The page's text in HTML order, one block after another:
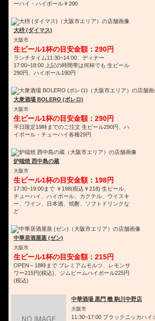
ーハイ・ハイボール￥200
大枡 (ダイマス)
大阪市
生ビール1杯の目安金額：290円
ランチタイム11:30~14:00、ディナー
17:00~18:00 上記の時間帯は何杯でも 生ビール
290円、ハイボール190円
大衆酒場 BOLERO (ボレロ)
大阪市
生ビール1杯の目安金額：290円
平日限定19時までのご注文 生ビール290円、ハ
イボール・チューハイ各種29円
炉端焼 西中島の蔵
大阪市
生ビール1杯の目安金額：198円
17:30~19:00まで ￥198(税込￥218) 生ビール、
チューハイ、ハイボール、カクテル、ウイスキ
ー、ワイン、日本酒、焼酎、ソフトドリンクな
ど
中華居酒屋蒸 (ゼン)
大阪市
生ビール1杯の目安金額：215円
OPEN～18時まで プレミアムモルツ、レモンサ
ワー215円(税込)、ジムビームハイボール225円
(税込)
中華酒場 黒門 轍 駒川中野店
大阪市
11:30~17:00 ブラックニッカハイ